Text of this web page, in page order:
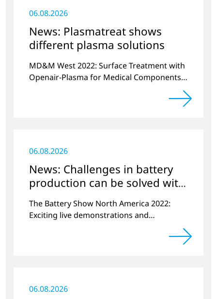
06.08.2026
News: Plasmatreat shows
different plasma solutions
MD&M West 2022: Surface Treatment with
Openair-Plasma for Medical Components
06.08.2026
News: Challenges in battery
production can be solved with
plasma
The Battery Show North America 2022:
Exciting live demonstrations and
battery cell manufacturing and plasma
06.08.2026